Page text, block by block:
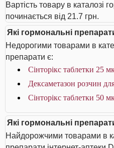
Вартість товару в каталозі
починається від 21.7 грн.
Які гормональні
Недорогими товарами в
препарати є:
Сінторікс таблетки 25
Дексаметазон розчин
Сінторікс таблетки 50
Які гормональні
Найдорожчими товарами в